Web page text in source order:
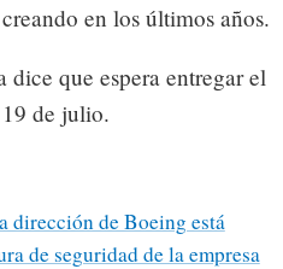
en los últimos años.
dice que espera entregar el
de julio.
dirección de Boeing está
de seguridad de la empresa